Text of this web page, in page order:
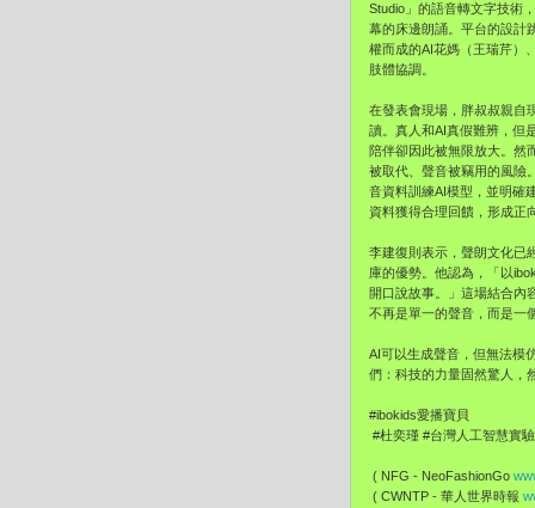
Studio」的語音轉文字技術
幕的床邊朗誦。平台的設計
權而成的AI花媽（王瑞芹）
肢體協調。
在發表會現場，胖叔叔親自
讀。真人和AI真假難辨，但
陪伴卻因此被無限放大。然
被取代、聲音被竊用的風險
音資料訓練AI模型，並明確
資料獲得合理回饋，形成正
李建復則表示，聲朗文化已
庫的優勢。他認為，「以
開口說故事。」這場結合內
不再是單一的聲音，而是一
AI可以生成聲音，但無法模
們：科技的力量固然驚人，
#ibokids愛播寶貝
#杜奕瑾 #台灣人工智慧實
( NFG - NeoFashionGo
( CWNTP - 華人世界時報